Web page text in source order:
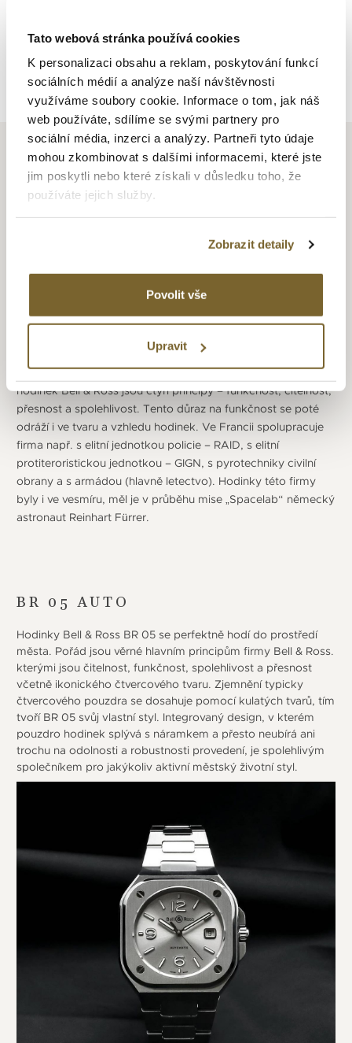
Tato webová stránka používá cookies
K personalizaci obsahu a reklam, poskytování funkcí
sociálních médií a analýze naší návštěvnosti
využíváme soubory cookie. Informace o tom, jak náš
web používáte, sdílíme se svými partnery pro
sociální média, inzerci a analýzy. Partneři tyto údaje
mohou zkombinovat s dalšími informacemi, které jste
jim poskytli nebo které získali v důsledku toho, že
používáte jejich služby.
Zobrazit detaily
Povolit vše
Upravit
Zpět na výpis
BELL & ROSS
Firmu Bell & Ross založili v roce 1992 Carlos A. Rosillo
v různých oborech čelit. A to od pilotů, potápěčů (Hydromax
s vodotěsností do 11 100m), vojáků, až po pyrotechniky
profesionálů se kterými při návrhu hodinek spolupracuje,
vytvořila firma několik modelových řad. Základem pro návrh
hodinek Bell & Ross jsou čtyři principy – funkčnost, čitelnost,
přesnost a spolehlivost. Tento důraz na funkčnost se poté
odráží i ve tvaru a vzhledu hodinek. Ve Francii spolupracuje
firma např. s elitní jednotkou policie – RAID, s elitní
protiteroristickou jednotkou – GIGN, s pyrotechniky civilní
obrany a s armádou (hlavně letectvo). Hodinky této firmy
byly i ve vesmíru, měl je v průběhu mise „Spacelab“ německý
astronaut Reinhart Fürrer.
BR 05 AUTO
Hodinky Bell & Ross BR 05 se perfektně hodí do prostředí
města. Pořád jsou věrné hlavním principům firmy Bell & Ross.
kterými jsou čitelnost, funkčnost, spolehlivost a přesnost
včetně ikonického čtvercového tvaru. Zjemnění typicky
čtvercového pouzdra se dosahuje pomocí kulatých tvarů, tím
tvoří BR 05 svůj vlastní styl. Integrovaný design, v kterém
pouzdro hodinek splývá s náramkem a přesto neubírá ani
trochu na odolnosti a robustnosti provedení, je spolehlivým
společníkem pro jakýkoliv aktivní městský životní styl.